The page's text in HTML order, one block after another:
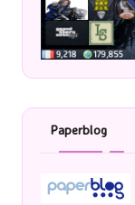
Paperblog